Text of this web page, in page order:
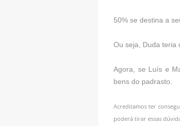
50% se destina a
Ou seja, Duda teria
Agora, se Luís e
bens do padrasto.
Acreditamos ter
poderá tirar essas